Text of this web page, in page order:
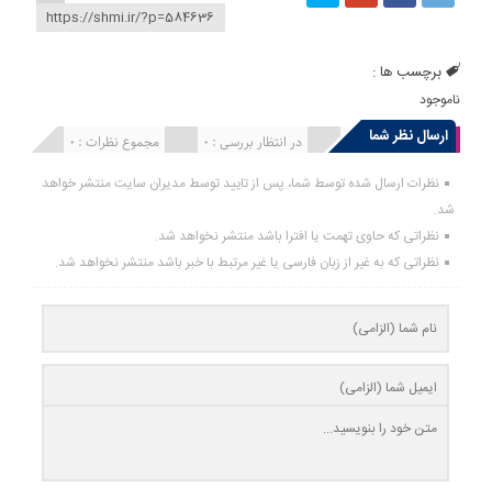
برچسب ها :
ناموجود
ارسال نظر شما مجموع نظرات : 0 در انتظار بررسی : 0 انتشار یافته : 0
نظرات ارسال شده توسط شما، پس از تایید توسط مدیران سایت منتشر خواهد
شد.
نظراتی که حاوی تهمت یا افترا باشد منتشر نخواهد شد.
نظراتی که به غیر از زبان فارسی یا غیر مرتبط با خبر باشد منتشر نخواهد شد.